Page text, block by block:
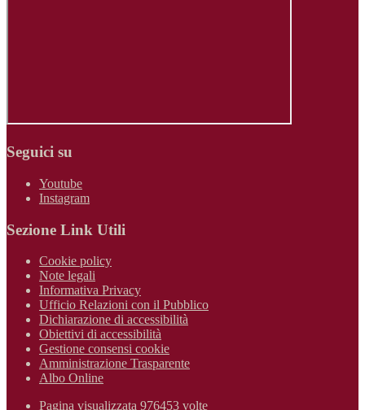
Seguici su
Youtube
Instagram
Sezione Link Utili
Cookie policy
Note legali
Informativa Privacy
Ufficio Relazioni con il Pubblico
Dichiarazione di accessibilità
Obiettivi di accessibilità
Gestione consensi cookie
Amministrazione Trasparente
Albo Online
Pagina visualizzata 976453 volte